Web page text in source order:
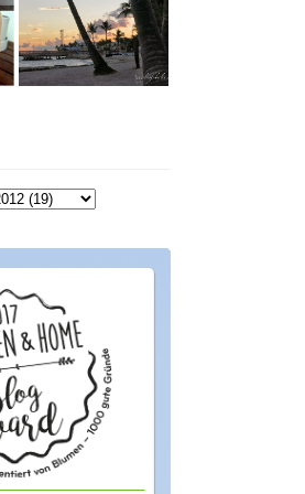
Beach bis Key
West | The Nina
Edition